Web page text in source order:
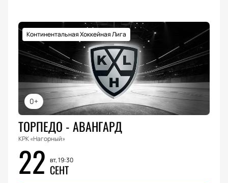
0+
Континентальная Хоккейная Лига
ТОРПЕДО - АВАНГАРД
КРК «Нагорный»
22 вт, 19:30
СЕНТ